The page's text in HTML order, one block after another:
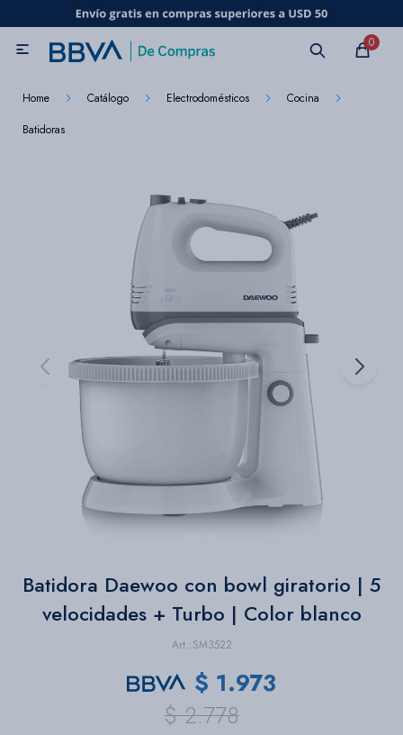
0

Home Catálogo Electrodomésticos
Cocina
Batidoras
Batidora Daewoo con bowl giratorio | 5
velocidades + Turbo | Color blanco
SM3522
$ 1.973
$ 2.778
MI CUENTA
Electrodomésticos
Tecnología
Herramientas